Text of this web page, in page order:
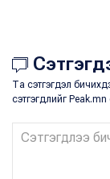
Та сэтгэгдэл
сэтгэгдлийг Peak.mn